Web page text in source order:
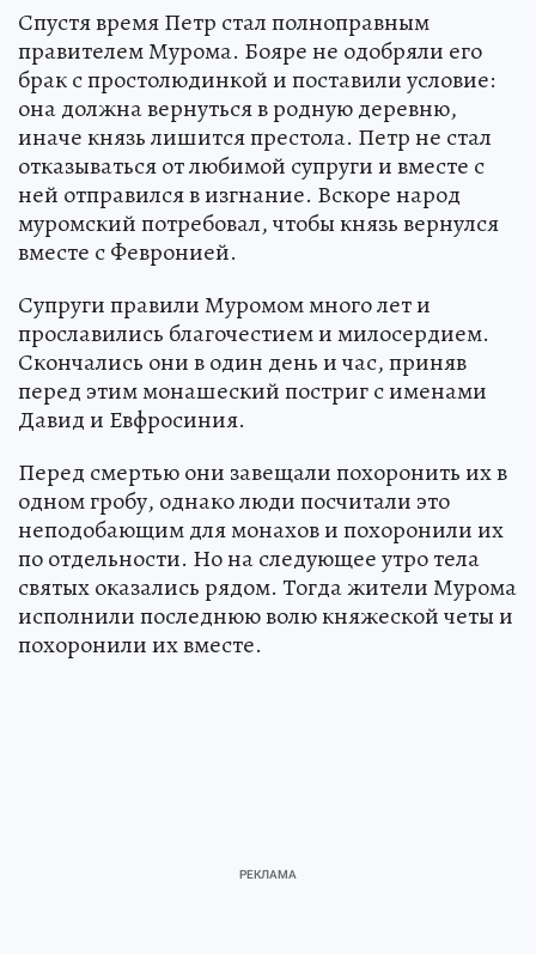
Спустя время Петр стал полноправным
правителем Мурома. Бояре не одобряли его
брак с простолюдинкой и поставили условие:
она должна вернуться в родную деревню,
иначе князь лишится престола. Петр не стал
отказываться от любимой супруги и вместе с
ней отправился в изгнание. Вскоре народ
муромский потребовал, чтобы князь вернулся
вместе с Февронией.
Супруги правили Муромом много лет и
прославились благочестием и милосердием.
Скончались они в один день и час, приняв
перед этим монашеский постриг с именами
Давид и Евфросиния.
Перед смертью они завещали похоронить их в
одном гробу, однако люди посчитали это
неподобающим для монахов и похоронили их
по отдельности. Но на следующее утро тела
святых оказались рядом. Тогда жители Мурома
исполнили последнюю волю княжеской четы и
похоронили их вместе.